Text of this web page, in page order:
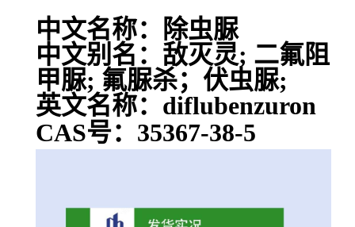
中文名称：除虫脲
中文别名：敌灭灵; 二氟阻
甲脲; 氟脲杀；伏虫脲;
英文名称：diflubenzuron
CAS号：35367-38-5